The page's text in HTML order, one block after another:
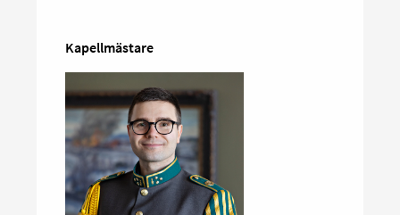
Kapellmästare